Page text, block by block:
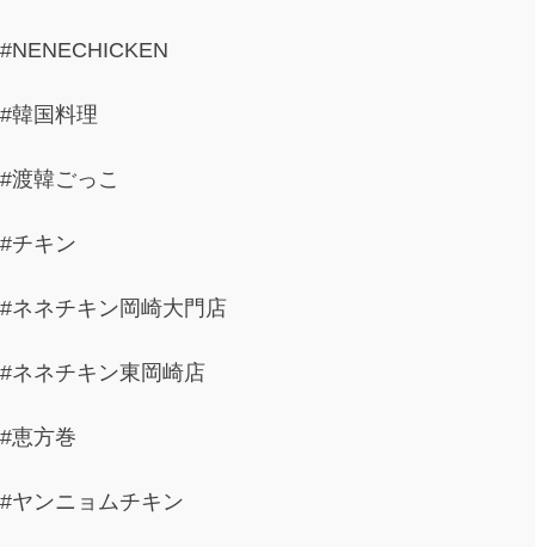
#NENECHICKEN
#韓国料理
#渡韓ごっこ
#チキン
#ネネチキン岡崎大門店
#ネネチキン東岡崎店
#恵方巻
#ヤンニョムチキン